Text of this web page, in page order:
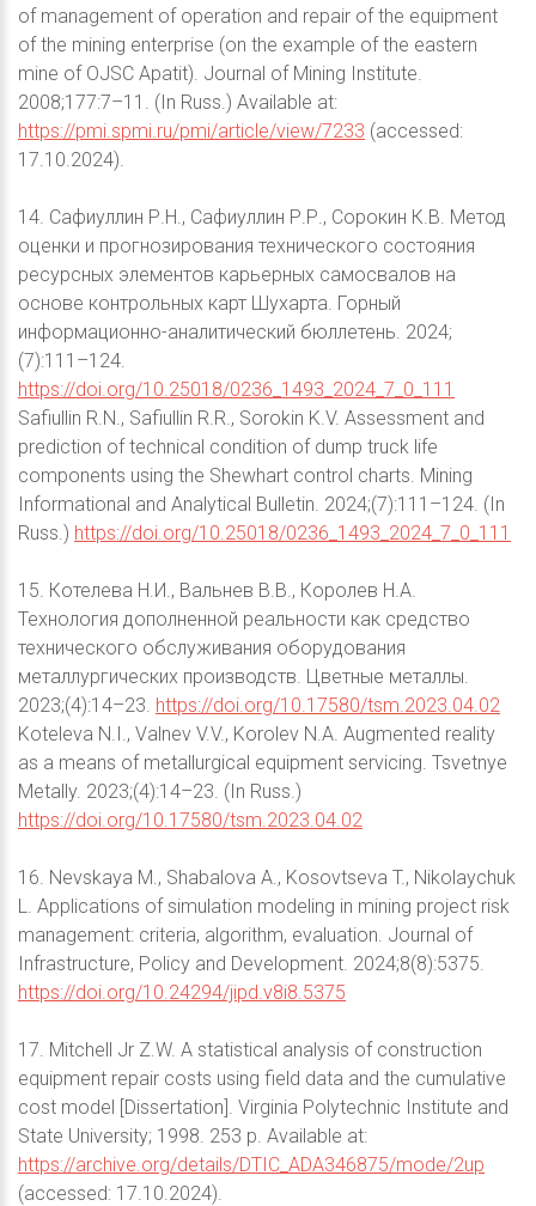
of management of operation and repair of the equipment
of the mining enterprise (on the example of the eastern
mine of OJSC Apatit). Journal of Mining Institute.
2008;177:7–11. (In Russ.) Available at:
https://pmi.spmi.ru/pmi/article/view/7233 (accessed:
17.10.2024).
14. Сафиуллин Р.Н., Сафиуллин Р.Р., Сорокин К.В. Метод
оценки и прогнозирования технического состояния
ресурсных элементов карьерных самосвалов на
основе контрольных карт Шухарта. Горный
информационно-аналитический бюллетень. 2024;
(7):111–124.
https://doi.org/10.25018/0236_1493_2024_7_0_111
Safiullin R.N., Safiullin R.R., Sorokin K.V. Assessment and
prediction of technical condition of dump truck life
components using the Shewhart control charts. Mining
Informational and Analytical Bulletin. 2024;(7):111–124. (In
Russ.) https://doi.org/10.25018/0236_1493_2024_7_0_111
15. Котелева Н.И., Вальнев В.В., Королев Н.А.
Технология дополненной реальности как средство
технического обслуживания оборудования
металлургических производств. Цветные металлы.
2023;(4):14–23. https://doi.org/10.17580/tsm.2023.04.02
Koteleva N.I., Valnev V.V., Korolev N.A. Augmented reality
as a means of metallurgical equipment servicing. Tsvetnye
Metally. 2023;(4):14–23. (In Russ.)
https://doi.org/10.17580/tsm.2023.04.02
16. Nevskaya M., Shabalova A., Kosovtseva T., Nikolaychuk
L. Applications of simulation modeling in mining project risk
management: criteria, algorithm, evaluation. Journal of
Infrastructure, Policy and Development. 2024;8(8):5375.
https://doi.org/10.24294/jipd.v8i8.5375
17. Mitchell Jr Z.W. A statistical analysis of construction
equipment repair costs using field data and the cumulative
cost model [Dissertation]. Virginia Polytechnic Institute and
State University; 1998. 253 p. Available at:
https://archive.org/details/DTIC_ADA346875/mode/2up
(accessed: 17.10.2024).